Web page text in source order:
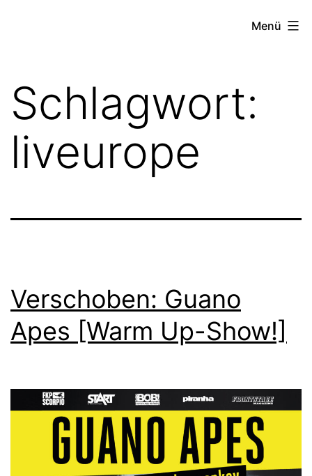
Menü
Schlagwort:
liveurope
Verschoben: Guano
Apes [Warm Up-Show!]